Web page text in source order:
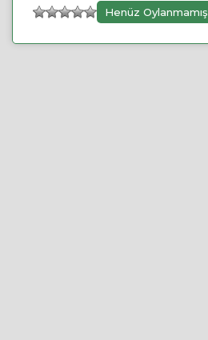
Henüz Oylanmamış